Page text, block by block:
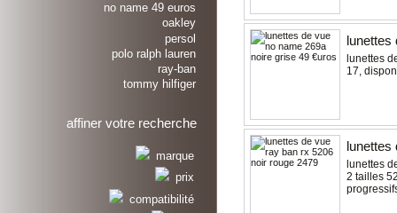
no name 49 euros
oakley
persol
polo ralph lauren
ray-ban
tommy hilfiger
affiner votre recherche
marque
prix
compatibilité
lunettes
17,
lunettes
2 tailles